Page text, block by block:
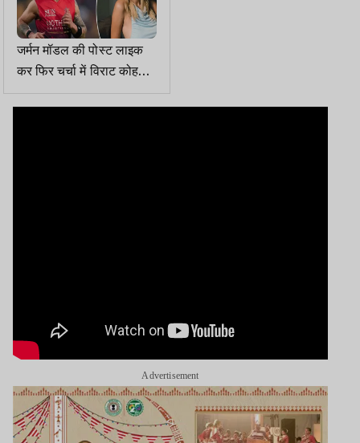
जर्मन मॉडल की पोस्ट लाइक
कर फिर चर्चा में विराट कोहली
!, फैंस ने लिए एल्गोरिदम पर
मजे
Advertisement